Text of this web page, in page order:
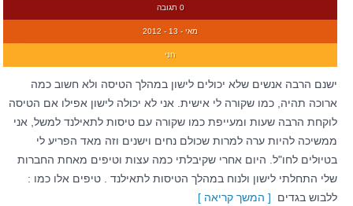
0 תגובה
מאי - 13 - 2012
חני
ישנם הרבה אנשים שלא יכולים לישון במהלך הטיסה ולא חשוב כמה
ארוכה תהיה, כמו שקורה לי אישית. אני לא יכולה לישון אפילו אם הטיסה
לוקחת הרבה שעות ומעייפת כמו שקורה עם טיסות לתאילנד למשל, אני
ממשיכה להיות ערה למרות שכולם נחים וישנים וזה מאד הפריע לי
בטיולים לחו"ל. היום אחרי שקיבלתי כמה עצות וטיפים מאחת החברות
שלי התחלתי לישון ולנוח במהלך הטיסות לתאילנד . טיפים אלו כמו :
ללבוש בגדים [ המשך קריאה ]